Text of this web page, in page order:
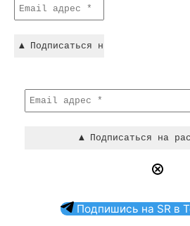
Подпишись на SR в